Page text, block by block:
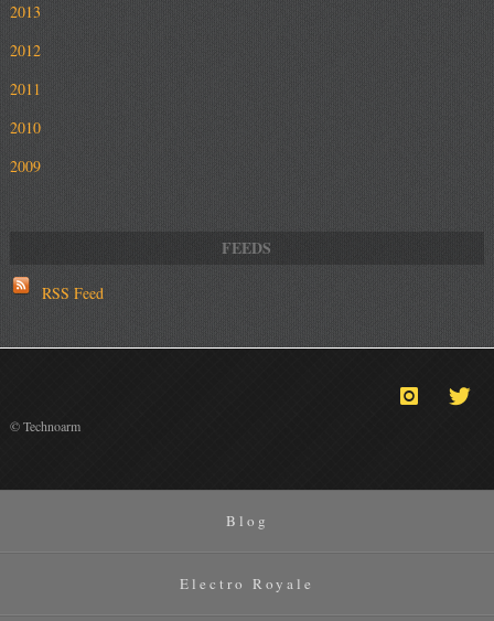
2013
2012
2011
2010
2009
RSS Feed
© Technoarm
Blog
Electro Royale